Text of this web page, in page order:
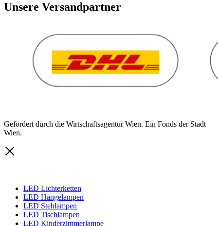
Unsere Versandpartner
Gefördert durch die Wirtschaftsagentur Wien. Ein Fonds der Stadt
Wien.
LED Lichterketten
LED Hängelampen
LED Stehlampen
LED Tischlampen
LED Kinderzimmerlampe